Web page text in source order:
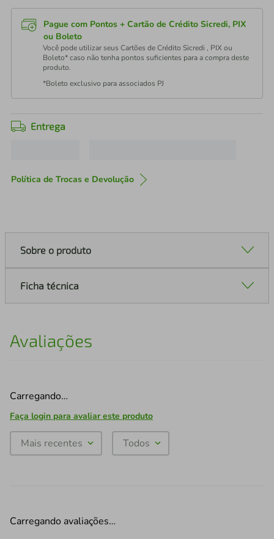
Pague com Pontos + Cartão de Crédito Sicredi, PIX
ou Boleto
Você pode utilizar seus Cartões de Crédito Sicredi , PIX ou
Boleto* caso não tenha pontos suficientes para a compra deste
produto.
*Boleto exclusivo para associados PJ
Entrega
Política de Trocas e Devolução
Sobre o produto
Ficha técnica
Avaliações
Carregando…
Faça login para avaliar este produto
Mais recentes Todos
Carregando avaliações…